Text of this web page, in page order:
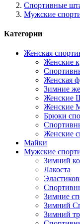
Спортивные
Мужские
Категории
Женская
Женские
Женская
Зимние
Женские
Женские
Брюки
Женские
Майки
Мужские
Зимний
Лакоста
Зимние
Зимний
Зимний